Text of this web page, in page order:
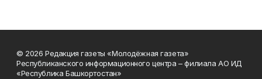
© 2026 Редакция газеты «Молодёжная газета»
Республиканского информационного центра – филиала АО ИД
«Республика Башкортостан»